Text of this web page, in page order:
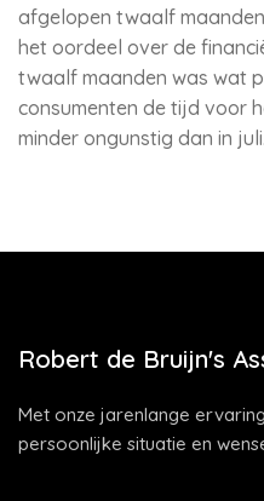
afgelopen twaalf
het oordeel over de
twaalf maanden was wat
consumenten de tijd voor
minder ongunstig dan in juli.
Robert de Bruijn's
Met onze jarenlange
persoonlijke situatie en